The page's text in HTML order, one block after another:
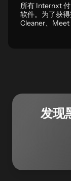
所有 Internxt
软件。为了获
Cleaner、Meet
发现